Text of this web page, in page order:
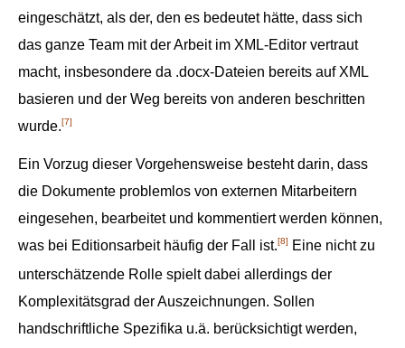
eingeschätzt, als der, den es bedeutet hätte, dass sich
das ganze Team mit der Arbeit im XML-Editor vertraut
macht, insbesondere da .docx-Dateien bereits auf XML
basieren und der Weg bereits von anderen beschritten
wurde.[7]
Ein Vorzug dieser Vorgehensweise besteht darin, dass
die Dokumente problemlos von externen Mitarbeitern
eingesehen, bearbeitet und kommentiert werden können,
was bei Editionsarbeit häufig der Fall ist.[8]
Eine nicht zu
unterschätzende Rolle spielt dabei allerdings der
Komplexitätsgrad der Auszeichnungen. Sollen
handschriftliche Spezifika u.ä. berücksichtigt werden,